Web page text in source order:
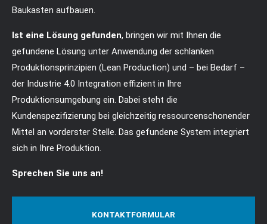
Cybersteel Inc.
San Francisco, CA 94102
+44 1234 567 890
Drop us a line
info@yourdomain.com
adipiscing elit.
Aenean commodo ligula eget dolor. Aenean massa.
Baukasten aufbauen.
Ist eine Lösung gefunden, bringen wir mit Ihnen die
gefundene Lösung unter Anwendung der schlanken
Produktionsprinzipien (Lean Production) und – bei Bedarf –
der Industrie 4.0 Integration effizient in Ihre
Produktionsumgebung ein. Dabei steht die
Kundenspezifizierung bei gleichzeitig ressourcenschonender
Mittel an vorderster Stelle. Das gefundene System integriert
sich in Ihre Produktion.
Sprechen Sie uns an!
KONTAKTFORMULAR